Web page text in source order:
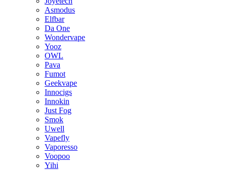
Asmodus
Elfbar
Da One
Wondervape
Yooz
OWL
Pava
Fumot
Geekvape
Innocigs
Innokin
Just Fog
Smok
Uwell
Vapefly
Vaporesso
Voopoo
Yihi